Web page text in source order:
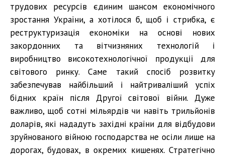
трудових ресурсів єдиним шансом економічного
зростання України, а хотілося б, щоб і стрибка, є
реструктуризація економіки на основі нових
закордонних та вітчизняних технологій і
виробництво високотехнологічної продукції для
світового ринку. Саме такий спосіб розвитку
забезпечував найбільший і найтриваліший успіх
бідних країн після Другої світової війни. Дуже
важливо, щоб сотні мільярдів чи навіть трильйонів
доларів, які нададуть західні країни для відбудови
зруйнованого війною господарства не осіли лише на
дорогах, будовах, в окремих кишенях. Стратегічно